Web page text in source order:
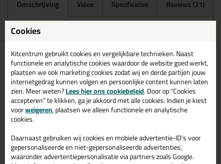
Omschrijving Video Specificaties Reviews (21)
Ottoseal S100 300ml in
Heldergrijs Nr 21 C501
Zoek je kit in een specifieke kleur? Gevonden! Deze sanitairkit
Ottoseal S100 300ml in de kleur Heldergrijs Nr 21 C501 is te
gebruiken voor verschillende toepassingen. Een duurzame en
veelzijdige kit welke makkelijk te verwerken is. Perfect als je een
bijpassende kleur zoekt met gegarandeerd een topresultaat.
Bestel de Ottoseal S100 300ml in kleur Heldergrijs Nr 21 C501
vandaag nog! Op voorraad en op werkdagen besteld = morgen in
huis.
Wil je meer weten over de toepassing en kenmerken van dit
product?Lees alles over dit product >
Cookies
Kitcentrum gebruikt cookies en vergelijkbare technieken. Naast
functionele en analytische cookies waardoor de website goed werkt,
plaatsen we ook marketing cookies zodat wij en derde partijen jouw
internetgedrag kunnen volgen en persoonlijke content kunnen laten
zien. Meer weten?Lees hier ons cookiebeleid. Door op "Cookies
accepteren" te klikken, ga je akkoord met alle cookies. Indien je kiest
voorweigeren, plaatsen we alleen functionele en analytische
cookies.
Daarnaast gebruiken wij cookies en mobiele advertentie-ID’s voor
gepersonaliseerde en niet-gepersonaliseerde advertenties,
waaronder advertentiepersonalisatie via partners zoals Google.